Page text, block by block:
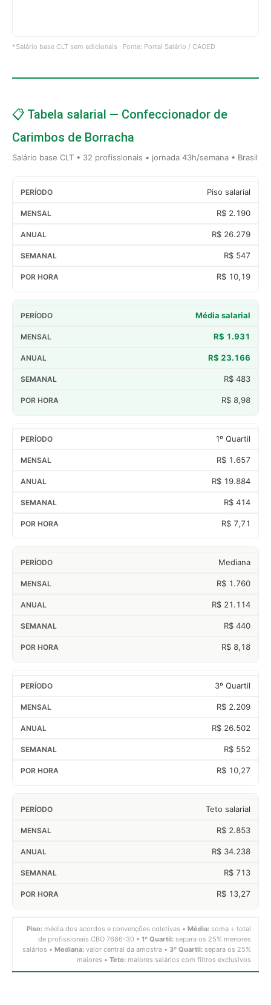
*Salário base CLT sem adicionais · Fonte: Portal Salário / CAGED
📋 Tabela salarial — Confeccionador de
Carimbos de Borracha
Salário base CLT • 32 profissionais • jornada 43h/semana • Brasil
Piso salarial
R$ 2.190
R$ 26.279
R$ 547
R$ 10,19
Média salarial
R$ 1.931
R$ 23.166
R$ 483
R$ 8,98
1º Quartil
R$ 1.657
R$ 19.884
R$ 414
R$ 7,71
Mediana
R$ 1.760
R$ 21.114
R$ 440
R$ 8,18
3º Quartil
R$ 2.209
R$ 26.502
R$ 552
R$ 10,27
Teto salarial
R$ 2.853
R$ 34.238
R$ 713
R$ 13,27
Piso: média dos acordos e convenções coletivas • Média: soma ÷ total
de profissionais CBO 7686-30 • 1º Quartil: separa os 25% menores
salários • Mediana: valor central da amostra • 3º Quartil: separa os 25%
maiores • Teto: maiores salários com filtros exclusivos